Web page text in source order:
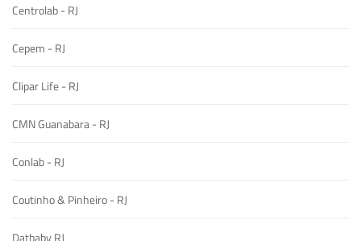
Centrolab - RJ
Cepem - RJ
Clipar Life - RJ
CMN Guanabara - RJ
Conlab - RJ
Coutinho & Pinheiro - RJ
Datbaby RJ